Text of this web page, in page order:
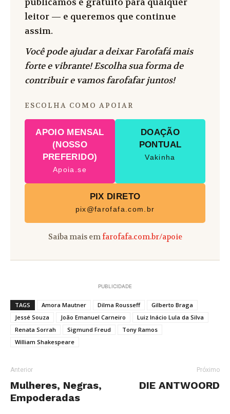
leitor — e queremos que continue
assim.
Você pode ajudar a deixar Farofafá mais
forte e vibrante! Escolha sua forma de
contribuir e vamos farofafar juntos!
ESCOLHA COMO APOIAR
APOIO MENSAL
(NOSSO
PREFERIDO)
Apoia.se
DOAÇÃO
PONTUAL
Vakinha
PIX DIRETO
pix@farofafa.com.br
Saiba mais emfarofafa.com.br/apoie
PUBLICIDADE
TAGS Amora Mautner Dilma Rousseff
Gilberto Braga
Jessé Souza
João Emanuel Carneiro
Luiz Inácio Lula da Silva
Renata Sorrah
Sigmund Freud
Tony Ramos
William Shakespeare
Anterior
Mulheres, Negras,
Empoderadas
Próximo
DIE ANTWOORD